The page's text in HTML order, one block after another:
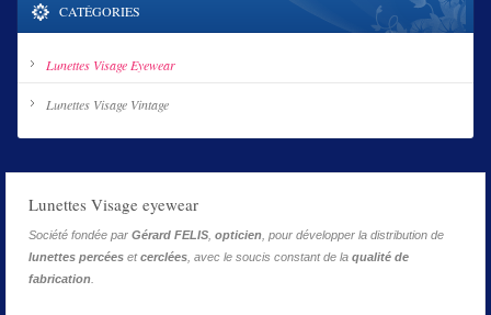
CATÉGORIES
Lunettes Visage Eyewear
Lunettes Visage Vintage
Lunettes Visage eyewear
Société fondée par Gérard FELIS opticien , pour développer la distribution de
lunettes percées etcerclées , avec le soucis constant de la qualité de
fabrication